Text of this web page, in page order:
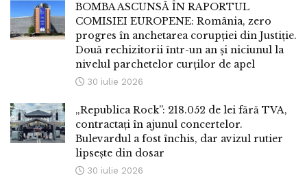
BOMBA ASCUNSĂ ÎN RAPORTUL
COMISIEI EUROPENE: România, zero
progres în anchetarea corupției din Justiție.
Două rechizitorii într-un an și niciunul la
nivelul parchetelor curților de apel
30 iulie 2026
„Republica Rock”: 218.052 de lei fără TVA,
contractați în ajunul concertelor.
Bulevardul a fost închis, dar avizul rutier
lipsește din dosar
30 iulie 2026